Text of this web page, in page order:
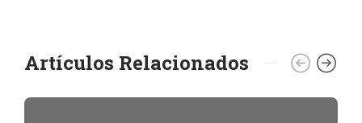
Artículos Relacionados